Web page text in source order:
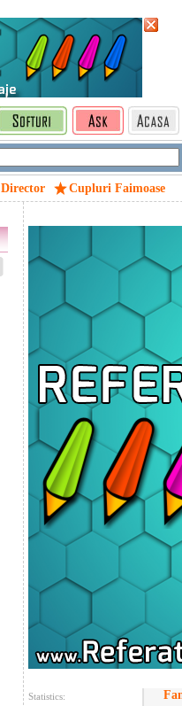
Director Cupluri Faimoase
Statistics: